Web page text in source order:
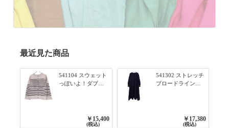
最近見た商品
541104 スウェット
っぽいよ！ダブル
プルオーバー 101オ
フベージュ×ネイビ
￥15,400
(税込)
541302 ストレッチ
ブロードライン入
ワンピース 79ネイ
￥17,380
(税込)